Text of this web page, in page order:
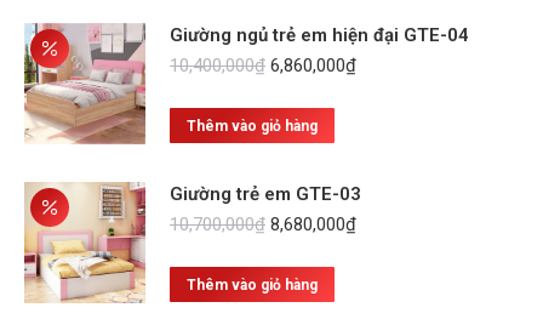
Giường ngủ trẻ em hiện đại GTE-04
10,400,000₫ Giá
là:
10,400,000₫.
6,860,000₫Giá
Thêm vào giỏ hàng
Giường trẻ em GTE-03
10,700,000₫ Giá
là:
10,700,000₫.
8,680,000₫Giá
Thêm vào giỏ hàng